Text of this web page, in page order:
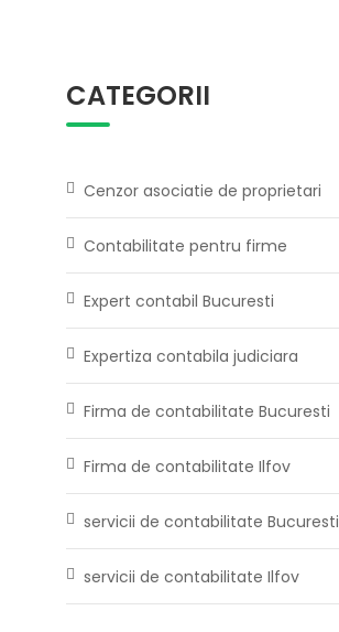
CATEGORII
Cenzor asociatie de proprietari
Contabilitate pentru firme
Expert contabil Bucuresti
Expertiza contabila judiciara
Firma de contabilitate Bucuresti
Firma de contabilitate Ilfov
servicii de contabilitate Bucuresti
servicii de contabilitate Ilfov